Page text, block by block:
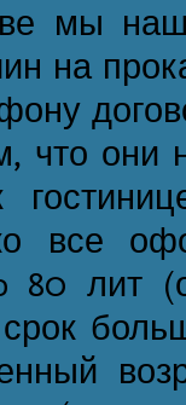
мы
на
что они
все
80 лит